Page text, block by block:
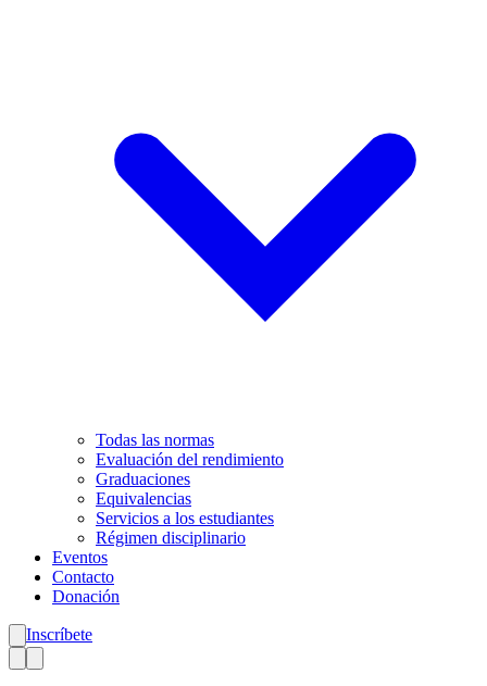
Todas las normas
Evaluación del rendimiento
Graduaciones
Equivalencias
Servicios a los estudiantes
Régimen disciplinario
Eventos
Contacto
Donación
Inscríbete